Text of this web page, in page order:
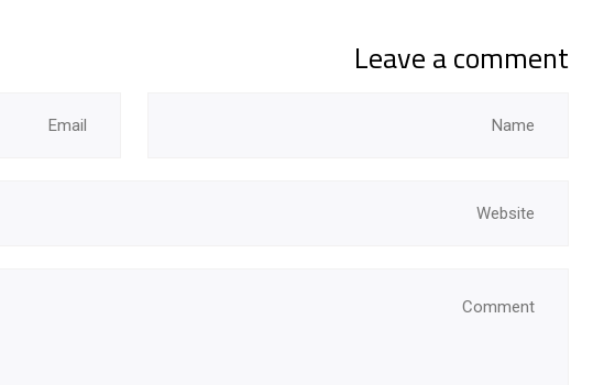
Leave a comment